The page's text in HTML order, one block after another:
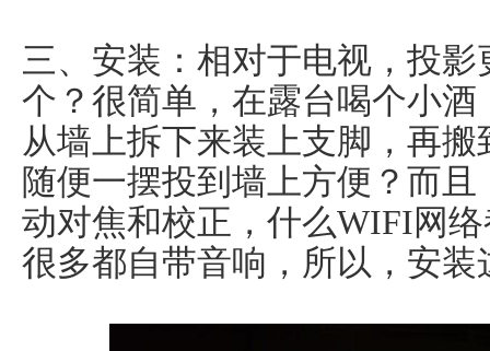
三、安装：相对于电视，投
个？很简单，在露台喝个小
从墙上拆下来装上支脚，再
随便一摆投到墙上方便？而
动对焦和校正，什么WIFI网
很多都自带音响，所以，安